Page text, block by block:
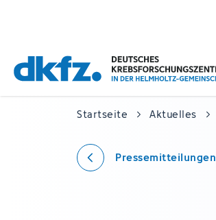
Startseite Aktuelles
Pressemitteilungen